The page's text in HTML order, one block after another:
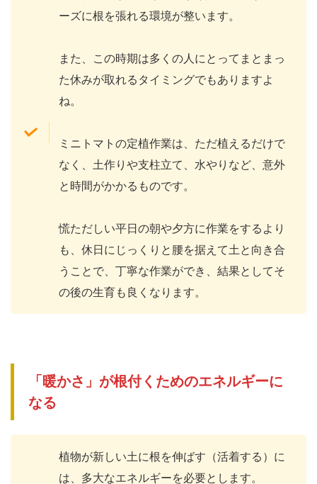
ーズに根を張れる環境が整います。
また、この時期は多くの人にとってまとまっ
た休みが取れるタイミングでもありますよ
ね。
ミニトマトの定植作業は、ただ植えるだけで
なく、土作りや支柱立て、水やりなど、意外
と時間がかかるものです。
慌ただしい平日の朝や夕方に作業をするより
も、休日にじっくりと腰を据えて土と向き合
うことで、丁寧な作業ができ、結果としてそ
の後の生育も良くなります。
「暖かさ」が根付くためのエネルギーに
なる
植物が新しい土に根を伸ばす（活着する）に
は、多大なエネルギーを必要とします。